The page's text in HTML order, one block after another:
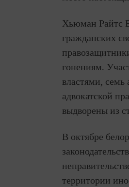
Хьюман Райтс
гражданских
гонениям.
властями, семь
адвокатской
выдворены из
В октябре
территории